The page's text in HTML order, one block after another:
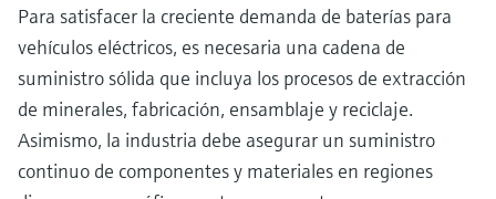
Para satisfacer la creciente demanda de baterías para
vehículos eléctricos, es necesaria una cadena de
suministro sólida que incluya los procesos de extracción
de minerales, fabricación, ensamblaje y reciclaje.
Asimismo, la industria debe asegurar un suministro
continuo de componentes y materiales en regiones